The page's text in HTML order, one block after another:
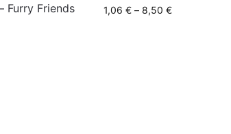
Furry Friends 1,06€ – 8,50€